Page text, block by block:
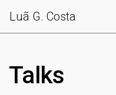
Luã G. Costa
Talks